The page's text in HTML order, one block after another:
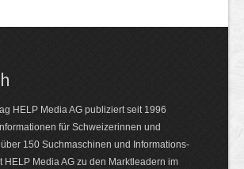
HELP Media AG publiziert seit 1996
für Schweizerinnen und
150 Suchmaschinen und Informations­
HELP Media AG zu den Marktleadern im